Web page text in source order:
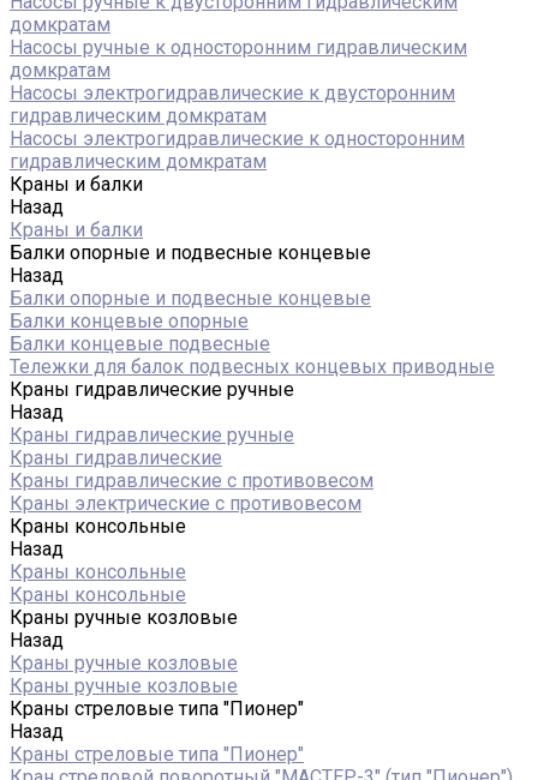
домкратам
Насосы ручные к односторонним гидравлическим
домкратам
Насосы электрогидравлические к двусторонним
гидравлическим домкратам
Насосы электрогидравлические к односторонним
гидравлическим домкратам
Краны и балки
Назад
Краны и балки
Балки опорные и подвесные концевые
Назад
Балки опорные и подвесные концевые
Балки концевые опорные
Балки концевые подвесные
Тележки для балок подвесных концевых приводные
Краны гидравлические ручные
Назад
Краны гидравлические ручные
Краны гидравлические
Краны гидравлические с противовесом
Краны электрические с противовесом
Краны консольные
Назад
Краны консольные
Краны консольные
Краны ручные козловые
Назад
Краны ручные козловые
Краны ручные козловые
Краны стреловые типа "Пионер"
Назад
Краны стреловые типа "Пионер"